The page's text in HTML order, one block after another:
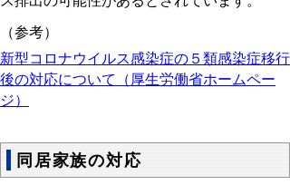
（参考）
新型コロナウイルス感染症の５類感染症移行
後の対応について
（厚生労働省ホームペー
ジ）
同居家族の対応